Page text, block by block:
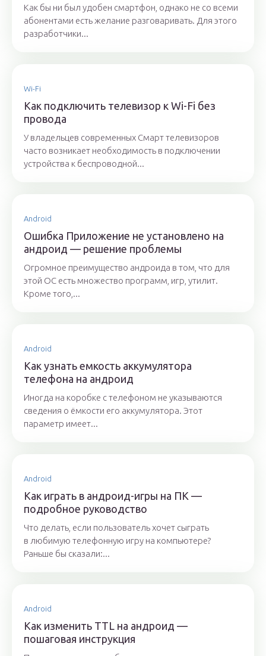
Как бы ни был удобен смартфон, однако не со всеми
абонентами есть желание разговаривать. Для этого
разработчики...
Wi-Fi
Как подключить телевизор к Wi-Fi без
провода
У владельцев современных Смарт телевизоров
часто возникает необходимость в подключении
устройства к беспроводной...
Android
Ошибка Приложение не установлено на
андроид — решение проблемы
Огромное преимущество андроида в том, что для
этой ОС есть множество программ, игр, утилит.
Кроме того,...
Android
Как узнать емкость аккумулятора
телефона на андроид
Иногда на коробке с телефоном не указываются
сведения о ёмкости его аккумулятора. Этот
параметр имеет...
Android
Как играть в андроид-игры на ПК —
подробное руководство
Что делать, если пользователь хочет сыграть
в любимую телефонную игру на компьютере?
Раньше бы сказали:...
Android
Как изменить TTL на андроид —
пошаговая инструкция